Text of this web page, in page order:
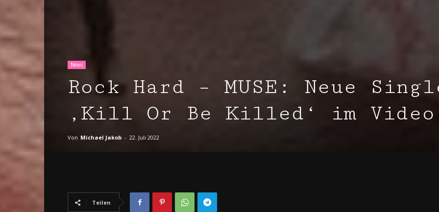
News
Rock Hard – MUSE: Neue
‚Kill Or Be Killed‘ im Video
Von Michael Jakob - 22. Juli 2022
Teilen